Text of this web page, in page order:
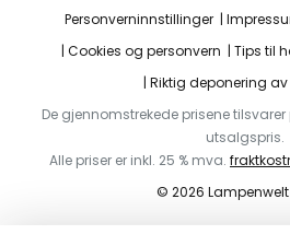
Personverninnstillinger
Cookies og personvern
Tips til
Riktig deponering av
De gjennomstrekede prisene
utsalgspris.
Alle priser er inkl. 25 % mva.
© 2026